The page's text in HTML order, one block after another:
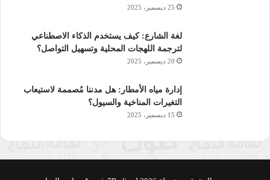
25 ديسمبر، 2025
لغة الشارع: كيف يستخدم الذكاء الاصطناعي
لترجمة اللهجات المحلية وتسهيل التواصل؟
20 ديسمبر، 2025
إدارة مياه الأمطار: هل مدننا مُصممة لاستيعاب
التغيرات المناخية والسيول؟
15 ديسمبر، 2025